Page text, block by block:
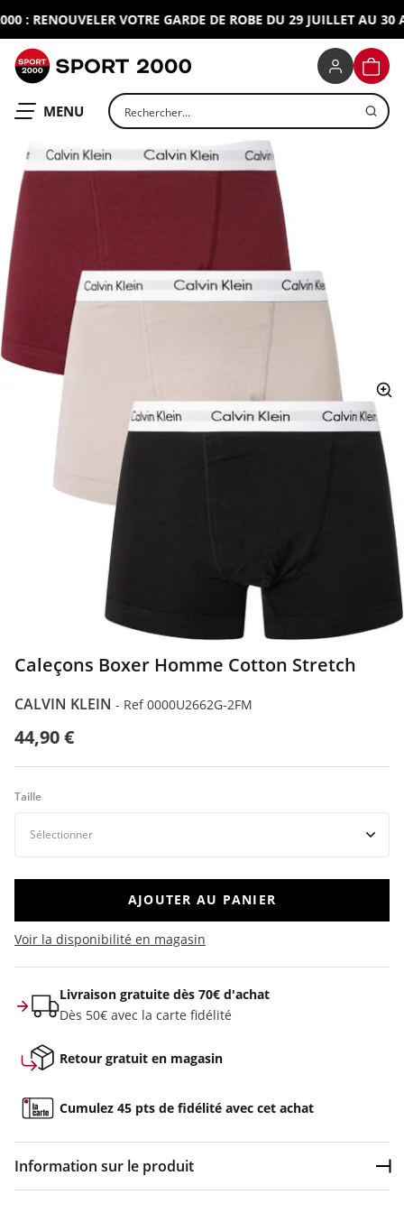
: RENOUVELER VOTRE GARDE DE ROBE DU 29 JUILLET AU 30
OUVRIR LE
MENU Rechercher un produit
Caleçons Boxer Homme Cotton Stretch
CALVIN KLEIN - Ref 0000U2662G-2FM
44,90 €
Taille
AJOUTER AU PANIER
Voir la disponibilité en magasin
Livraison gratuite dès 70€ d'achat
Dès 50€ avec la carte fidélité
Retour gratuit en magasin
Cumulez 45 pts de fidélité avec cet achat
Information sur le produit